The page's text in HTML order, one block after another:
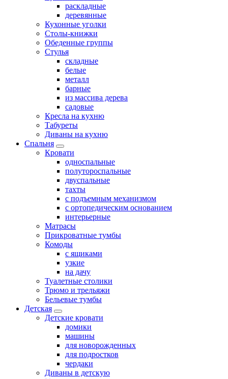
раскладные
деревянные
Кухонные уголки
Столы-книжки
Обеденные группы
Стулья
складные
белые
металл
барные
из массива дерева
садовые
Кресла на кухню
Табуреты
Диваны на кухню
Спальня
Кровати
односпальные
полутороспальные
двуспальные
тахты
с подъемным механизмом
с ортопедическим основанием
интерьерные
Матрасы
Прикроватные тумбы
Комоды
с ящиками
узкие
на дачу
Туалетные столики
Трюмо и трельяжи
Бельевые тумбы
Детская
Детские кровати
домики
машины
для новорожденных
для подростков
чердаки
Диваны в детскую